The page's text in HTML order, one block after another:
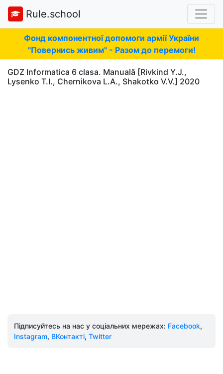
Rule.school
Фонд компонентної допомоги армії України
"Повернись живим" - Разом до перемоги!
GDZ Informatica 6 clasa. Manuală [Rivkind Y.J.,
Lysenko T.I., Chernikova L.A., Shakotko V.V.] 2020
Підписуйтесь на нас у соціальних мережах: Facebook,
Instagram, ВКонтакті, Twitter